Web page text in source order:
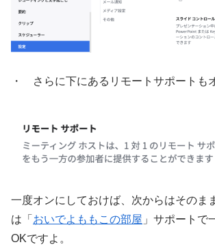
・ さらに下にあるリモートサポートも
一度オンにしておけば、次からはそのま
は「 おいでよももこの部屋 」サポートで
OKですよ。